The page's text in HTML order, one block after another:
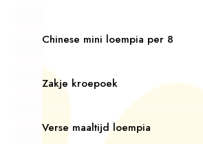
Chinese mini loempia per 8
Zakje kroepoek
Verse maaltijd loempia